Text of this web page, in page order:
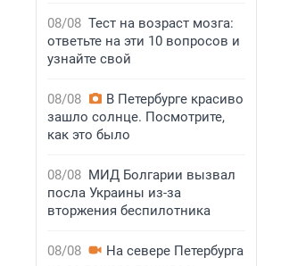
08/08 Тест на возраст мозга:
ответьте на эти 10 вопросов и
узнайте свой
08/08
В Петербурге красиво
зашло солнце. Посмотрите,
как это было
08/08 МИД Болгарии вызвал
посла Украины из-за
вторжения беспилотника
08/08
На севере Петербурга